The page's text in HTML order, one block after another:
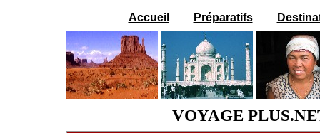
Accueil Préparatifs
VOYAGE